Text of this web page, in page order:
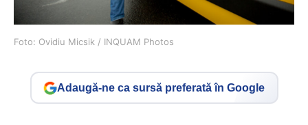
Foto: Ovidiu Micsik / INQUAM Photos
Adaugă-ne ca sursă preferată în Google